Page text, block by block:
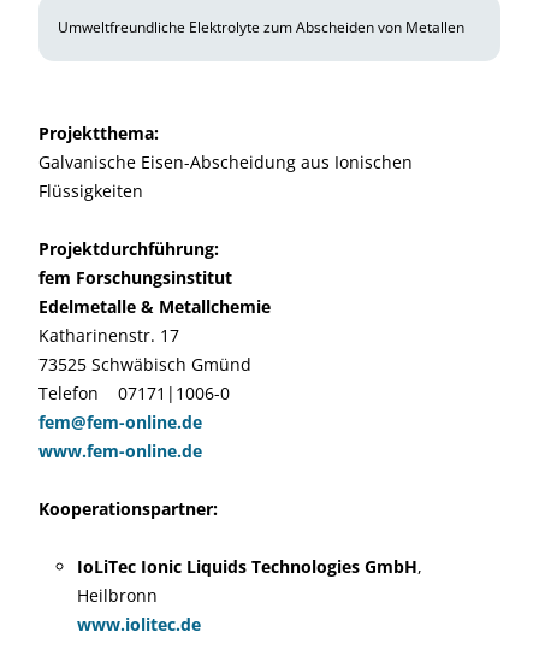
Umweltfreundliche Elektrolyte zum Abscheiden von Metallen
Projektthema:
Galvanische Eisen-Abscheidung aus Ionischen
Flüssigkeiten
Projektdurchführung:
fem Forschungsinstitut
Edelmetalle & Metallchemie
Katharinenstr. 17
73525 Schwäbisch Gmünd
Telefon 07171|1006-0
fem@fem-online.de
www.fem-online.de
Kooperationspartner:
IoLiTec Ionic Liquids Technologies GmbH,
Heilbronn
www.iolitec.de